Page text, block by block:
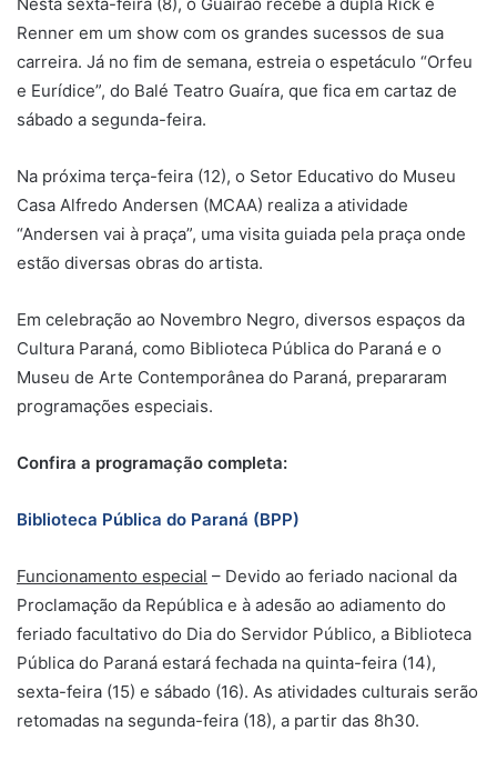
Renner em um show com os grandes sucessos de sua
carreira. Já no fim de semana, estreia o espetáculo “Orfeu
e Eurídice”, do Balé Teatro Guaíra, que fica em cartaz de
sábado a segunda-feira.
Na próxima terça-feira (12), o Setor Educativo do Museu
Casa Alfredo Andersen (MCAA) realiza a atividade
“Andersen vai à praça”, uma visita guiada pela praça onde
estão diversas obras do artista.
Em celebração ao Novembro Negro, diversos espaços da
Cultura Paraná, como Biblioteca Pública do Paraná e o
Museu de Arte Contemporânea do Paraná, prepararam
programações especiais.
Confira a programação completa:
Biblioteca Pública do Paraná (BPP)
Funcionamento especial – Devido ao feriado nacional da
Proclamação da República e à adesão ao adiamento do
feriado facultativo do Dia do Servidor Público, a Biblioteca
Pública do Paraná estará fechada na quinta-feira (14),
sexta-feira (15) e sábado (16). As atividades culturais serão
retomadas na segunda-feira (18), a partir das 8h30.